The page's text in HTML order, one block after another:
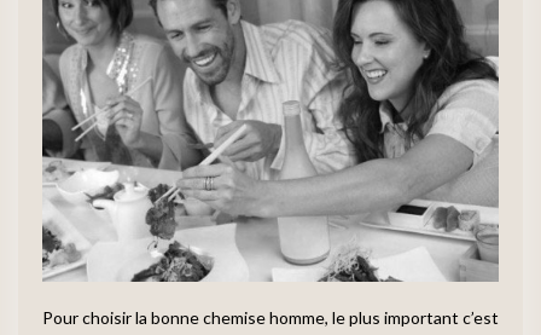
Pour choisir la bonne chemise homme, le plus important c’est